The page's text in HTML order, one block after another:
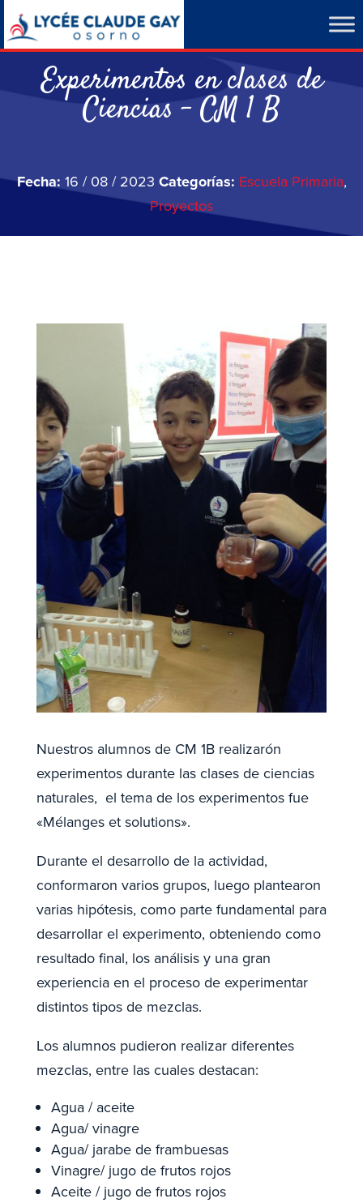
Experimentos en clases de
Ciencias – CM 1 B
Fecha: 16 / 08 / 2023 Categorías: Escuela Primaria,
Proyectos
Nuestros alumnos de CM 1B realizarón
experimentos durante las clases de ciencias
naturales, el tema de los experimentos fue
«Mélanges et solutions».
Durante el desarrollo de la actividad,
conformaron varios grupos, luego plantearon
varias hipótesis, como parte fundamental para
desarrollar el experimento, obteniendo como
resultado final, los análisis y una gran
experiencia en el proceso de experimentar
distintos tipos de mezclas.
Los alumnos pudieron realizar diferentes
mezclas, entre las cuales destacan:
Agua / aceite
Agua/ vinagre
Agua/ jarabe de frambuesas
Vinagre/ jugo de frutos rojos
Aceite / jugo de frutos rojos